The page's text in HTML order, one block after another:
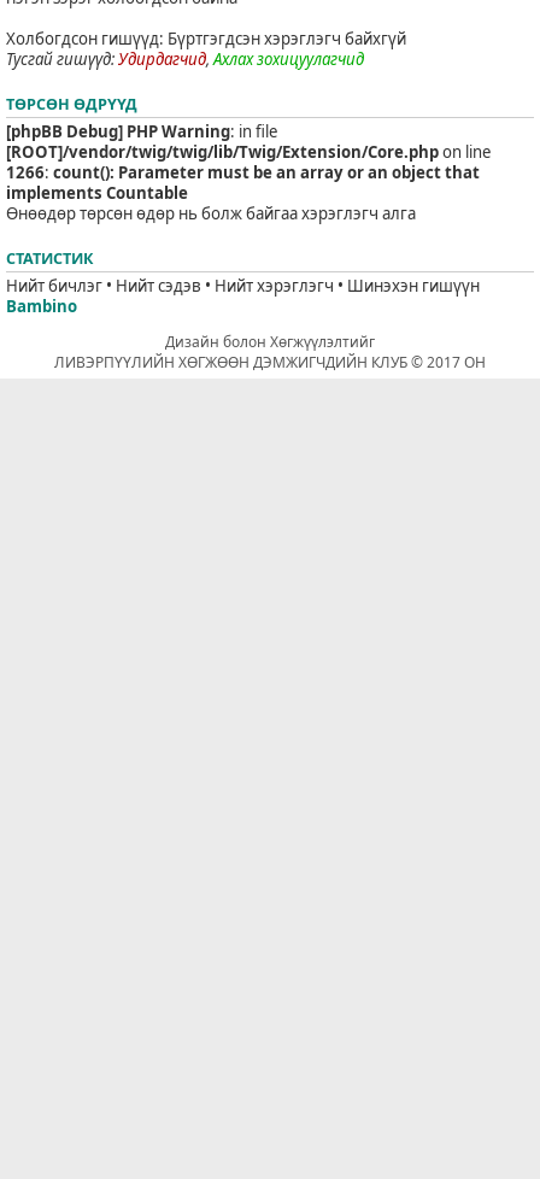
Холбогдсон гишүүд: Бүртгэгдсэн хэрэглэгч байхгүй
Тусгай гишүүд:Удирдагчид,Ахлах зохицуулагчид
ТӨРСӨН ӨДРҮҮД
[phpBB Debug] PHP Warning: in file
[ROOT]/vendor/twig/twig/lib/Twig/Extension/Core.phpon line
1266: count(): Parameter must be an array or an object that
implements Countable
Өнөөдөр төрсөн өдөр нь болж байгаа хэрэглэгч алга
СТАТИСТИК
Нийт бичлэг • Нийт сэдэв • Нийт хэрэглэгч • Шинэхэн гишүүн
Bambino
Дизайн болон Хөгжүүлэлтийг
ЛИВЭРПҮҮЛИЙН ХӨГЖӨӨН ДЭМЖИГЧДИЙН КЛУБ © 2017 ОН